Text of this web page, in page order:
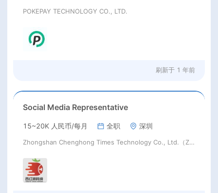
POKEPAY TECHNOLOGY CO., LTD.
刷新于 1 年前
Social Media Representative
15~20K 人民币/每月 全职 深圳
Zhongshan Chenghong Times Technology Co., Ltd.（Z）